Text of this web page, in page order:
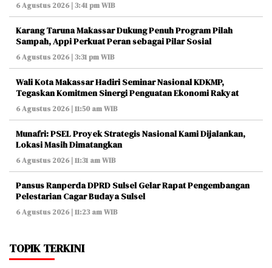
6 Agustus 2026 | 3:41 pm WIB
Karang Taruna Makassar Dukung Penuh Program Pilah
Sampah, Appi Perkuat Peran sebagai Pilar Sosial
6 Agustus 2026 | 3:31 pm WIB
Wali Kota Makassar Hadiri Seminar Nasional KDKMP,
Tegaskan Komitmen Sinergi Penguatan Ekonomi Rakyat
6 Agustus 2026 | 11:50 am WIB
Munafri: PSEL Proyek Strategis Nasional Kami Dijalankan,
Lokasi Masih Dimatangkan
6 Agustus 2026 | 11:31 am WIB
Pansus Ranperda DPRD Sulsel Gelar Rapat Pengembangan
Pelestarian Cagar Budaya Sulsel
6 Agustus 2026 | 11:23 am WIB
TOPIK TERKINI